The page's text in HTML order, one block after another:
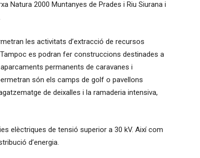
Natura 2000 Muntanyes de Prades i Riu Siurana i
les activitats d’extracció de recursos
es podran fer construccions destinades a
permanents de caravanes i
són els camps de golf o pavellons
de deixalles i la ramaderia intensiva,
elèctriques de tensió superior a 30 kV. Així com
d’energia.